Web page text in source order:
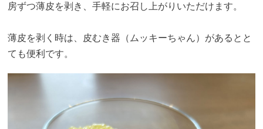
房ずつ薄皮を剥き、手軽にお召し上がりいただけます。
薄皮を剥く時は、皮むき器（ムッキーちゃん）があるとと
ても便利です。